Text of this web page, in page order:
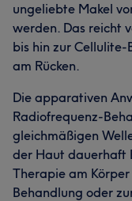
ungeliebte Makel
werden. Das reicht
bis hin zur
am Rücken.
Die apparativen
Radiofrequenz-
gleichmäßigen
der Haut dauerhaft
Therapie am
Behandlung oder